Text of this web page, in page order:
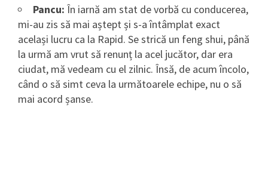
Pancu: În iarnă am stat de vorbă cu conducerea,
mi-au zis să mai aștept și s-a întâmplat exact
același lucru ca la Rapid. Se strică un feng shui, până
la urmă am vrut să renunț la acel jucător, dar era
ciudat, mă vedeam cu el zilnic. Însă, de acum încolo,
când o să simt ceva la următoarele echipe, nu o să
mai acord șanse.